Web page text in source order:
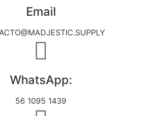
Email
WhatsApp:
56 1095 1439